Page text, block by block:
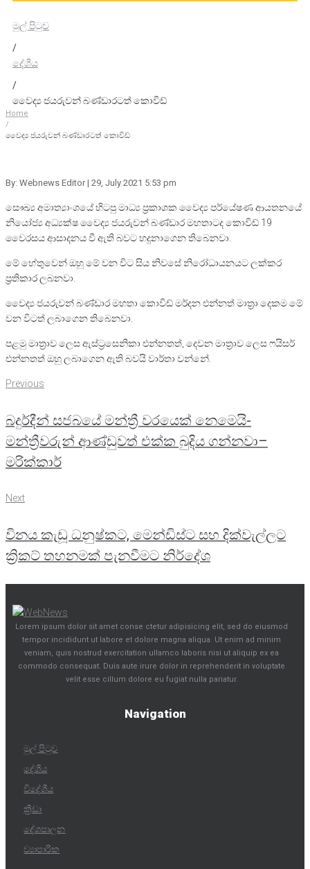
මුල් පිටුව
/
දේශීය
/
වෛද්‍ය ජයරුවන් බණ්ඩාරටත් කොවිඩ්
Home
/
වෛද්‍ය ජයරුවන් බණ්ඩාරටත් කොවිඩ්
By: Webnews Editor | 29, July 2021 5:53 pm
සෞඛ්‍ය අමාත්‍යාංශයේ හිටපු මාධ්‍ය ප්‍රකාශක වෛද්‍ය පර්යේෂණ ආයතනයේ
නියෝජ්‍ය අධ්‍යක්ෂ වෛද්‍ය ජයරුවන් බණ්ඩාර මහතාටද කොවිඩ් 19
වෛරසය ආසාදනය වී ඇති බවට හදුනාගෙන තිබෙනවා.
මේ හේතුවෙන් ඔහු මේ වන විට සිය නිවසේ නිරෝධායනයට ලක්කර
ප්‍රතිකාර ලබනවා.
වෛද්‍ය ජයරුවන් බණ්ඩාර මහතා කොවිඩ් මර්දන එන්නත් මාත්‍රා දෙකම මේ
වන විටත් ලබාගෙන තිබෙනවා.
පළමු මාත්‍රාව ලෙස ඇස්ට‍්‍රසෙනිකා එන්නතත්, දෙවන මාත්‍රාව ලෙස ෆයිසර්
එන්නතත් ඔහු ලබාගෙන ඇති බවයි වාර්තා වන්නේ.
Post
navigation
Previous
Previous
බදුර්දීන් සජබයේ මන්ත්‍රී වරයෙක් නෙමෙයි-
මන්ත්‍රීවරුන් ආණ්ඩුවත් එක්ක බුදිය ගන්නවා–
මරික්කාර්
Next
Next
විනය කැඩූ ධනුෂ්කට, මෙන්ඩිස්ට සහ දික්වැල්ලට
ක්‍රිකට් තහනමක් පැනවීමට නිර්දේශ
Lorem ipsum dolor sit amet conse ctetur adipisicing elit, sed do eiusmod
tempor incididunt ut labore et dolore magna aliqua. Ut enim ad minim
veniam, quis nostrud exercitation ullamco laboris nisi ut aliquip ex ea
commodo consequat. Duis aute irure dolor in reprehenderit in voluptate
velit esse cillum dolore eu fugiat nulla pariatur.
Navigation
මුල් පිටුව
දේශීය
විදේශීය
ක්‍රීඩා
දේශපාලන
ව්‍යාපාරික